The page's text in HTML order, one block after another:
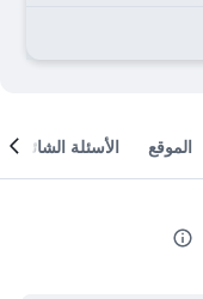
الموقع الأسئلة الشائعة